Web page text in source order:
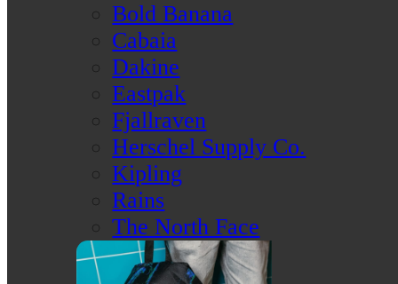
Bold Banana
Cabaia
Dakine
Eastpak
Fjallraven
Herschel Supply Co.
Kipling
Rains
The North Face